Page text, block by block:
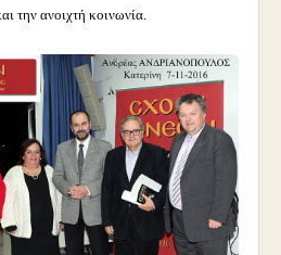
την ανοιχτή κοινωνία.